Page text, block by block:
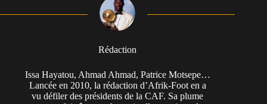
Rédaction
Issa Hayatou, Ahmad Ahmad, Patrice Motsepe…
Lancée en 2010, la rédaction d’Afrik-Foot en a
vu défiler des présidents de la CAF. Sa plume